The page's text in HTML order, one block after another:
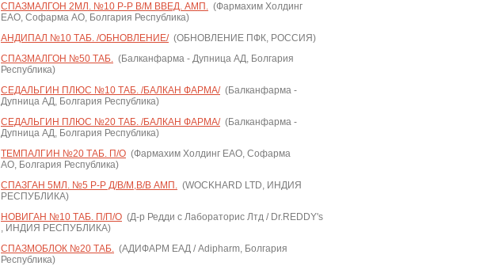
СПАЗМАЛГОН 2МЛ. №10 Р-Р В/М ВВЕД. АМП. (Фармахим Холдинг
ЕАО, Софарма АО, Болгария Республика)
АНДИПАЛ №10 ТАБ. /ОБНОВЛЕНИЕ/(ОБНОВЛЕНИЕ ПФК, РОССИЯ)
СПАЗМАЛГОН №50 ТАБ. (Балканфарма - Дупница АД, Болгария
Республика)
СЕДАЛЬГИН ПЛЮС №10 ТАБ. /БАЛКАН ФАРМА/(Балканфарма -
Дупница АД, Болгария Республика)
СЕДАЛЬГИН ПЛЮС №20 ТАБ. /БАЛКАН ФАРМА/(Балканфарма -
Дупница АД, Болгария Республика)
ТЕМПАЛГИН №20 ТАБ. П/О (Фармахим Холдинг ЕАО, Софарма
АО, Болгария Республика)
СПАЗГАН 5МЛ. №5 Р-Р Д/В/М,В/В АМП. (WOCKHARD LTD, ИНДИЯ
РЕСПУБЛИКА)
НОВИГАН №10 ТАБ. П/П/О (Д-р Редди с Лабораторис Лтд / Dr.REDDY's
, ИНДИЯ РЕСПУБЛИКА)
СПАЗМОБЛОК №20 ТАБ. (АДИФАРМ ЕАД / Adipharm, Болгария
Республика)